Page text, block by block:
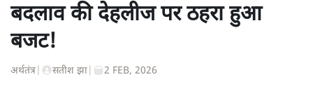
बदलाव की देहलीज पर ठहरा हुआ
बजट!
अर्थतंत्र सतीश झा 2 FEB, 2026